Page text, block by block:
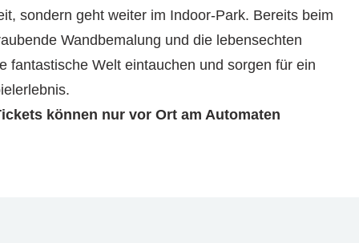
sondern geht weiter im Indoor-Park. Bereits beim
Wandbemalung und die lebensechten
fantastische Welt eintauchen und sorgen für ein
können nur vor Ort am Automaten